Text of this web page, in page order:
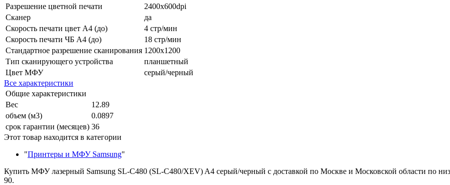
Разрешение цветной печати
2400x600dpi
Сканер
да
Скорость печати цвет A4 (до)
4 стр/мин
Скорость печати ЧБ A4 (до)
18 стр/мин
Стандартное разрешение сканирования 1200x1200
Тип сканирующего устройства
планшетный
Цвет МФУ
серый/черный
Все характеристики
Общие характеристики
Вес
12.89
объем (м3)
0.0897
срок гарантии (месяцев) 36
Этот товар находится в категории
"Принтеры и МФУ Samsung"
Купить МФУ лазерный Samsung SL-C480 (SL-C480/XEV) A4 серый/черный с доставкой по Москве и Московской области по
90.